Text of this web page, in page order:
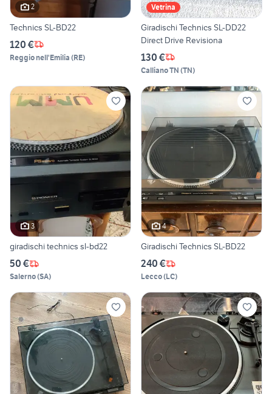
2
Technics SL-BD22
120 €
Reggio nell'Emilia (RE)
Vetrina
Giradischi Technics SL-DD22
Direct Drive Revisiona
130 €
Calliano TN (TN)
3
giradischi technics sl-bd22
50 €
Salerno(SA)
4
Giradischi Technics SL-BD22
240 €
Lecco(LC)